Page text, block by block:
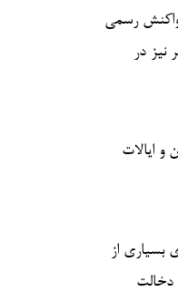
واکنش رسمی
نیز در
و ایالات
بسیاری از
دخالت